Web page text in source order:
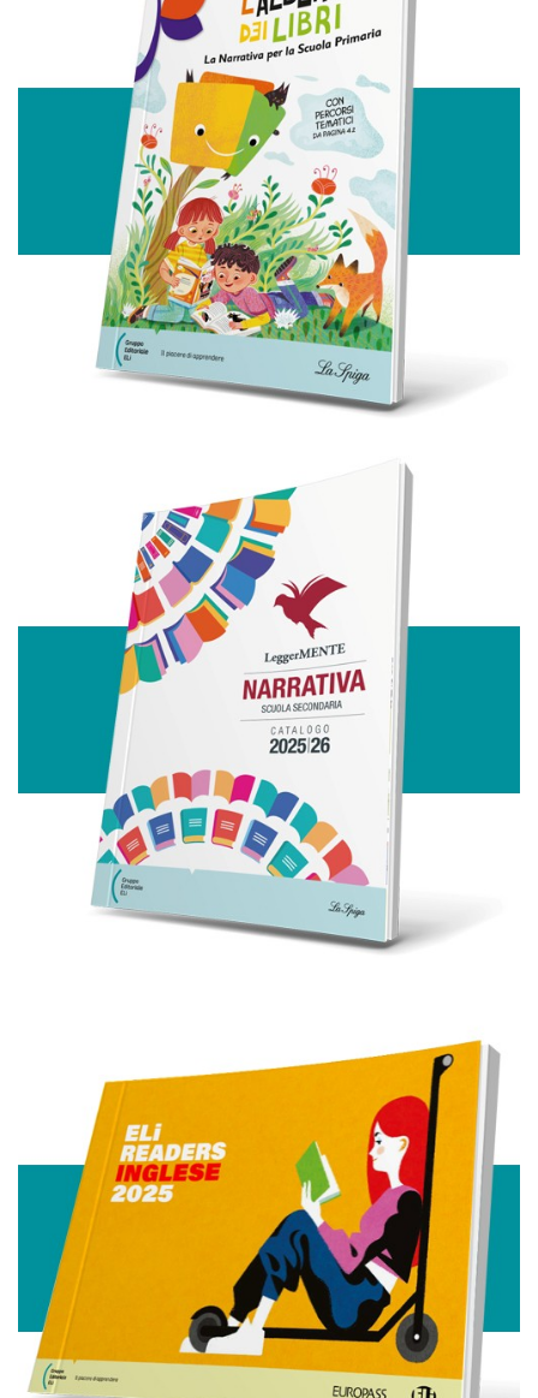
annunci, per fornire funzionalità dei social media e per
analizzare il nostro traffico. Condividiamo inoltre
informazioni sul modo in cui utilizza il nostro sito con i
nostri partner che si occupano di analisi dei dati web,
pubblicità e social media, i quali potrebbero combinarle
con altre informazioni che ha fornito loro o che hanno
raccolto dal suo utilizzo dei loro servizi.